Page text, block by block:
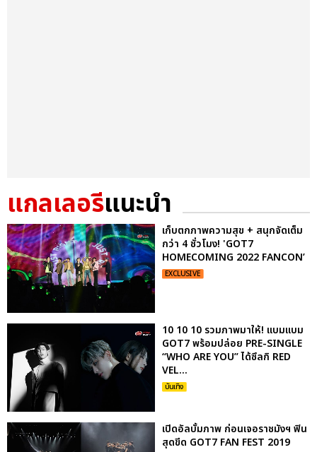
แกลเลอรีแนะนำ
เก็บตกภาพความสุข + สนุกจัดเต็ม
กว่า 4 ชั่วโมง! 'GOT7
HOMECOMING 2022 FANCON’
EXCLUSIVE
10 10 10 รวมภาพมาให้! แบมแบม
GOT7 พร้อมปล่อย PRE-SINGLE
“WHO ARE YOU” ได้ซึลกิ RED
VEL...
บันเทิง
เปิดอัลบั้มภาพ ก่อนเจอราชมังฯ ฟิน
สุดขีด GOT7 FAN FEST 2019